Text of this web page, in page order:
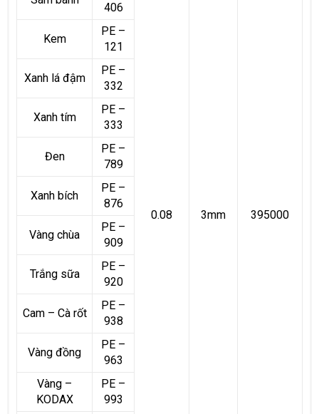
406
0.08 3mm 395000
Kem
PE –
121
Xanh lá đậm
PE –
332
Xanh tím
PE –
333
Đen
PE –
789
Xanh bích
PE –
876
Vàng chùa
PE –
909
Trắng sữa
PE –
920
Cam – Cà rốt
PE –
938
Vàng đồng
PE –
963
Vàng –
KODAX
PE –
993